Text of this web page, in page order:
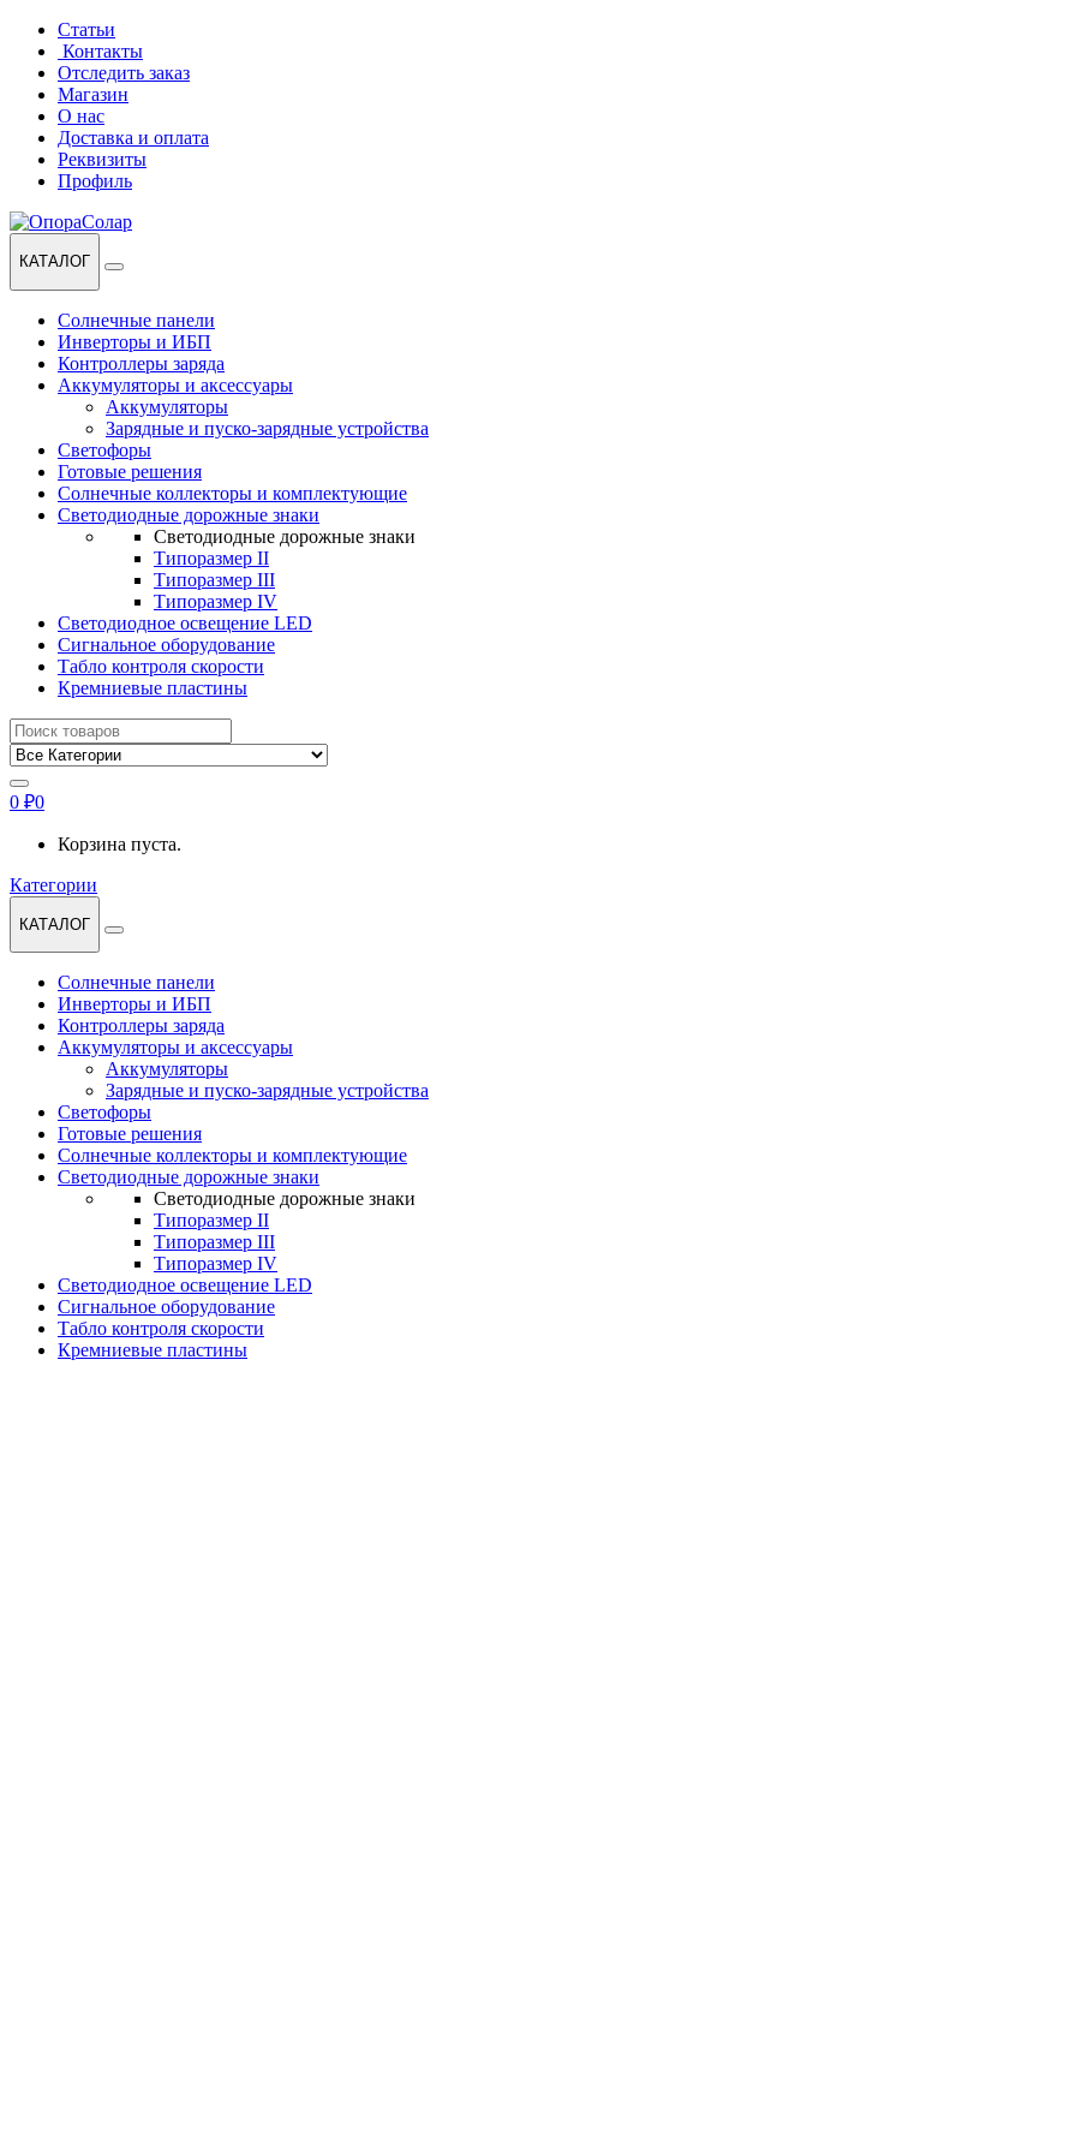
Перейти
навигации
Перейти
содержанию
Статьи
Контакты
Отследить заказ
Магазин
О нас
Доставка и оплата
Реквизиты
Профиль
КАТАЛОГ
Солнечные панели
Инверторы и ИБП
Контроллеры заряда
Аккумуляторы и аксессуары
Аккумуляторы
Зарядные и пуско-зарядные устройства
Светофоры
Готовые решения
Солнечные коллекторы и комплектующие
Светодиодные дорожные знаки
Светодиодные дорожные знаки
Типоразмер II
Типоразмер III
Типоразмер IV
Светодиодное освещение LED
Сигнальное оборудование
Табло контроля скорости
Кремниевые пластины
Найти:
0 ₽0
Корзина пуста.
Категории
КАТАЛОГ
Солнечные панели
Инверторы и ИБП
Контроллеры заряда
Аккумуляторы и аксессуары
Аккумуляторы
Зарядные и пуско-зарядные устройства
Светофоры
Готовые решения
Солнечные коллекторы и комплектующие
Светодиодные дорожные знаки
Светодиодные дорожные знаки
Типоразмер II
Типоразмер III
Типоразмер IV
Светодиодное освещение LED
Сигнальное оборудование
Табло контроля скорости
Кремниевые пластины